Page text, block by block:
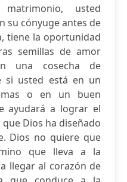
usted
su cónyuge antes de
tiene la oportunidad
semillas de amor
una cosecha de
si usted está en un
o en un buen
ayudará a lograr el
Dios ha diseñado
Dios no quiere que
que lleva a la
llegar al corazón de